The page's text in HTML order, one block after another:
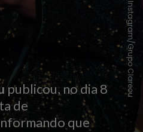
publicou, no dia 8
de
que
Instagram/Grupo Clareou